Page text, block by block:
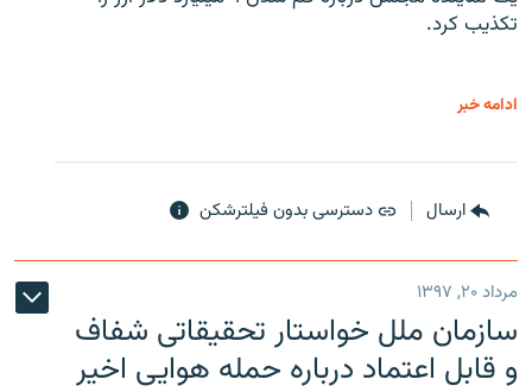
تکذیب کرد.
ادامه خبر
ارسال دسترسی بدون فیلترشکن
مرداد ۲۰, ۱۳۹۷
سازمان ملل خواستار تحقیقاتی شفاف
و قابل اعتماد درباره حمله هوایی اخیر